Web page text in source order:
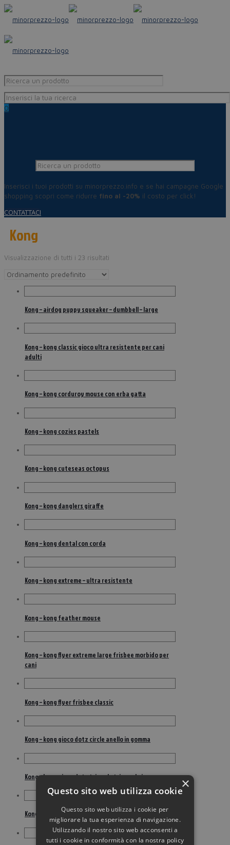
0
Inserisci i tuoi prodotti su minorprezzo.info e se hai campagne Google
shopping scopri come ridurre fino al -20% il costo per click!
CONTATTACI
Kong
Visualizzazione di tutti i 23 risultati
Kong – airdog puppy squeaker – dumbbell – large
Kong – kong classic gioco ultra resistente per cani
adulti
Kong – kong corduroy mouse con erba gatta
Kong – kong cozies pastels
Kong – kong cuteseas octopus
Kong – kong danglers giraffe
Kong – kong dental con corda
Kong – kong extreme – ultra resistente
Kong – kong feather mouse
Kong – kong flyer extreme large frisbee morbido per
cani
Kong – kong flyer frisbee classic
Kong – kong gioco dotz circle anello in gomma
Kong – kong gioco dotz triangle triangolo in gomma
Kong – kong goodie bone classic
×
Questo sito web utilizza cookie
Questo sito web utilizza i cookie per
migliorare la tua esperienza di navigazione.
Utilizzando il nostro sito web acconsenti a
tutti i cookie in conformità con la nostra policy